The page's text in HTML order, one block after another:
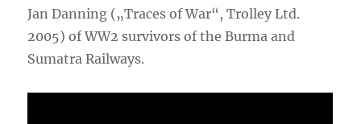
Jan Danning („Traces of War“, Trolley Ltd.
2005) of WW2 survivors of the Burma and
Sumatra Railways.